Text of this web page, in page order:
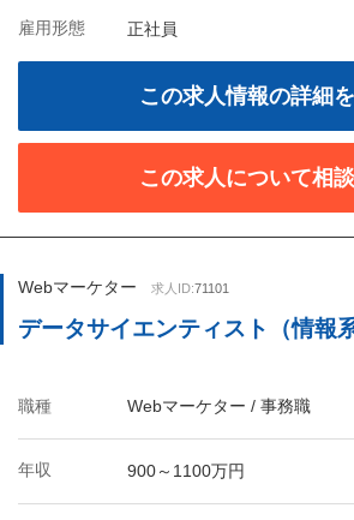
雇用形態 正社員
この求人情報の詳細
この求人について相
Webマーケター 求人ID:71101
データサイエンティスト（情報
職種 Webマーケター / 事務職
年収 900～1100万円